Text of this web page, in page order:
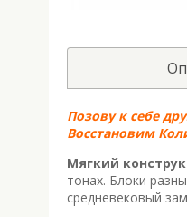
Позову к себе
Восстановим
Мягкий
тонах. Блоки
средневековый